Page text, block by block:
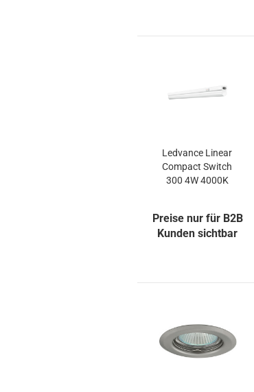
Ledvance Linear
Compact Switch
300 4W 4000K
Preise nur für B2B
Kunden sichtbar